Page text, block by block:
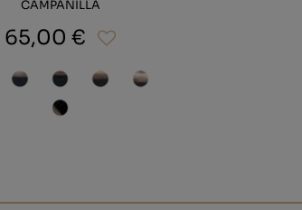
CAMPANILLA
65,00 €